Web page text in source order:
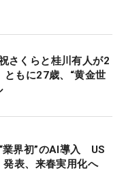
ウ・ヤンハン（中
さくらと桂川有人が2
もに27歳、“黄金世
業界初”のAI導入 US
表、来春実用化へ